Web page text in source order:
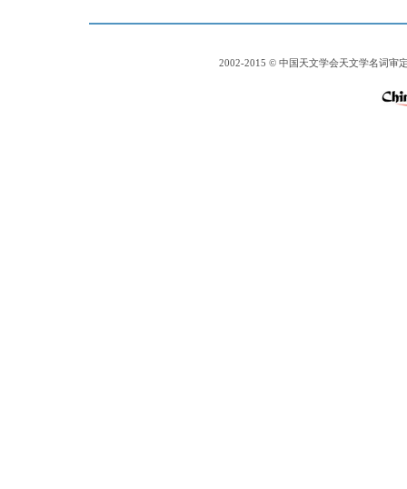
2002-2015 © 中国天文学会天文学名词审